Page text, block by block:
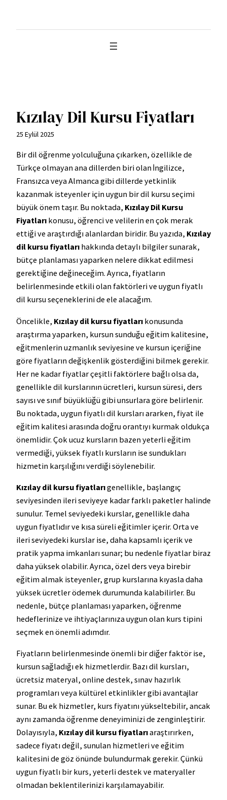
Kızılay Dil Kursu Fiyatları
25 Eylül 2025
Bir dil öğrenme yolculuğuna çıkarken, özellikle de
Türkçe olmayan ana dillerden biri olan İngilizce,
Fransızca veya Almanca gibi dillerde yetkinlik
kazanmak isteyenler için uygun bir dil kursu seçimi
büyük önem taşır. Bu noktada, Kızılay Dil Kursu
Fiyatları konusu, öğrenci ve velilerin en çok merak
ettiği ve araştırdığı alanlardan biridir. Bu yazıda, Kızılay
dil kursu fiyatları hakkında detaylı bilgiler sunarak,
bütçe planlaması yaparken nelere dikkat edilmesi
gerektiğine değineceğim. Ayrıca, fiyatların
belirlenmesinde etkili olan faktörleri ve uygun fiyatlı
dil kursu seçeneklerini de ele alacağım.
Öncelikle, Kızılay dil kursu fiyatları konusunda
araştırma yaparken, kursun sunduğu eğitim kalitesine,
eğitmenlerin uzmanlık seviyesine ve kursun içeriğine
göre fiyatların değişkenlik gösterdiğini bilmek gerekir.
Her ne kadar fiyatlar çeşitli faktörlere bağlı olsa da,
genellikle dil kurslarının ücretleri, kursun süresi, ders
sayısı ve sınıf büyüklüğü gibi unsurlara göre belirlenir.
Bu noktada, uygun fiyatlı dil kursları ararken, fiyat ile
eğitim kalitesi arasında doğru orantıyı kurmak oldukça
önemlidir. Çok ucuz kursların bazen yeterli eğitim
vermediği, yüksek fiyatlı kursların ise sundukları
hizmetin karşılığını verdiği söylenebilir.
Kızılay dil kursu fiyatlarıgenellikle, başlangıç
seviyesinden ileri seviyeye kadar farklı paketler halinde
sunulur. Temel seviyedeki kurslar, genellikle daha
uygun fiyatlıdır ve kısa süreli eğitimler içerir. Orta ve
ileri seviyedeki kurslar ise, daha kapsamlı içerik ve
pratik yapma imkanları sunar; bu nedenle fiyatlar biraz
daha yüksek olabilir. Ayrıca, özel ders veya birebir
eğitim almak isteyenler, grup kurslarına kıyasla daha
yüksek ücretler ödemek durumunda kalabilirler. Bu
nedenle, bütçe planlaması yaparken, öğrenme
hedeflerinize ve ihtiyaçlarınıza uygun olan kurs tipini
seçmek en önemli adımdır.
Fiyatların belirlenmesinde önemli bir diğer faktör ise,
kursun sağladığı ek hizmetlerdir. Bazı dil kursları,
ücretsiz materyal, online destek, sınav hazırlık
programları veya kültürel etkinlikler gibi avantajlar
sunar. Bu ek hizmetler, kurs fiyatını yükseltebilir, ancak
aynı zamanda öğrenme deneyiminizi de zenginleştirir.
Dolayısıyla, Kızılay dil kursu fiyatlarıaraştırırken,
sadece fiyatı değil, sunulan hizmetleri ve eğitim
kalitesini de göz önünde bulundurmak gerekir. Çünkü
uygun fiyatlı bir kurs, yeterli destek ve materyaller
olmadan beklentilerinizi karşılamayabilir.